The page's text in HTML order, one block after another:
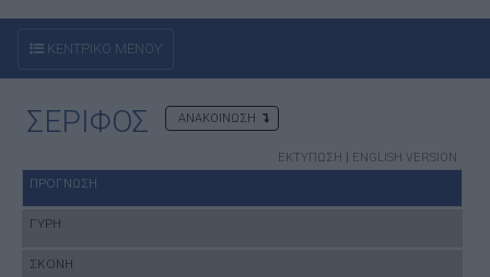
ΚΕΝΤΡΙΚΟ ΜΕΝΟΥ
ΣΕΡΙΦΟΣ ΑΝΑΚΟΙΝΩΣΗ
ΕΚΤΥΠΩΣΗ | ENGLISH VERSION
ΠΡΟΓΝΩΣΗ
ΓΥΡΗ
ΣΚΟΝΗ